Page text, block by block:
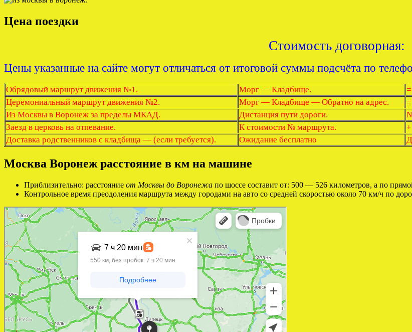
Цена поездки
Стоимость договорная:
Цены указанные на сайте могут отличаться от итоговой суммы подсчёта по
Обрядовый маршрут движения №1. Морг — Кладбище.
Церемониальный маршрут движения №2.
Морг — Кладбище — Обратно на адрес.
Из Москвы в Воронеж за пределы МКАД.
Дистанция пути дороги.
Заезд в церковь на отпевание.
К стоимости № маршрута.
Доставка родственников с кладбища — (если требуется).
Ожидание бесплатно
Москва Воронеж расстояние в км на машине
Приблизительно: расстояние от Москвы до Воронежа по шоссе составит от: 500 — 526 километров, а по
Контрольное время преодоления маршрута между городами на авто со средней скоростью около 70 км/ч по
Яндекс Карты
Яндекс Карты